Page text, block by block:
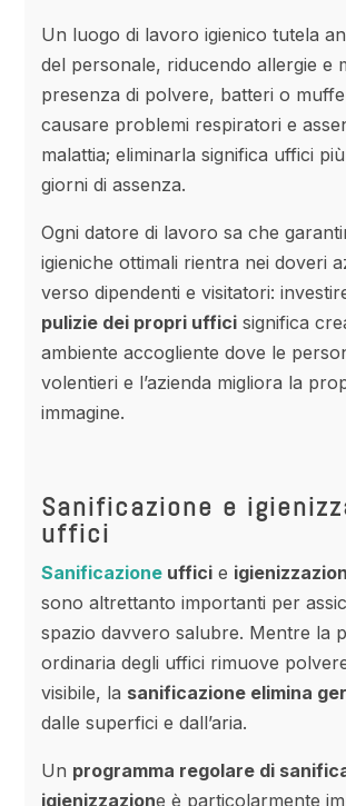
Un luogo di lavoro igienico tutela
del personale, riducendo allergie e
presenza di polvere, batteri o
causare problemi respiratori e
malattia; eliminarla significa uffici
giorni di assenza.
Ogni datore di lavoro sa che
igieniche ottimali rientra nei doveri
verso dipendenti e visitatori:
pulizie dei propri uffici significa
ambiente accogliente dove le
volentieri e l’azienda migliora la
immagine.
Sanificazione e
uffici
Sanificazione uffici e
sono altrettanto importanti per
spazio davvero salubre. Mentre la
ordinaria degli uffici rimuove
visibile, la sanificazione elimina
dalle superfici e dall’aria.
Un programma regolare di
igienizzazione è particolarmente